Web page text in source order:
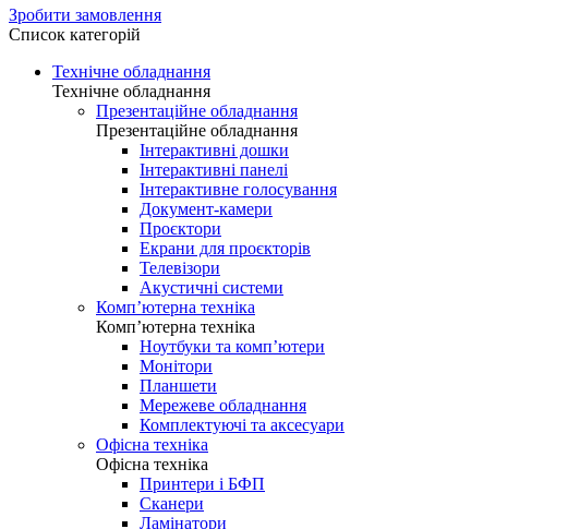
Зробити замовлення
Список категорій
Технічне обладнання
Технічне обладнання
Презентаційне обладнання
Презентаційне обладнання
Інтерактивні дошки
Інтерактивні панелі
Інтерактивне голосування
Документ-камери
Проєктори
Екрани для проєкторів
Телевізори
Акустичні системи
Комп’ютерна техніка
Комп’ютерна техніка
Ноутбуки та комп’ютери
Монітори
Планшети
Мережеве обладнання
Комплектуючі та аксесуари
Офісна техніка
Офісна техніка
Принтери і БФП
Сканери
Ламінатори